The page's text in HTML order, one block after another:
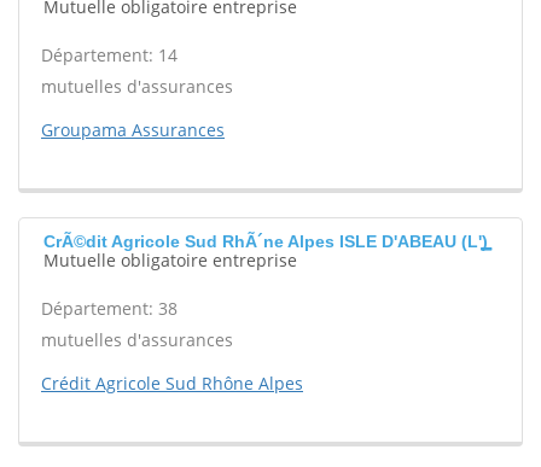
Mutuelle obligatoire entreprise
Département: 14
mutuelles d'assurances
Groupama Assurances
CrÃ©dit Agricole Sud RhÃ´ne Alpes ISLE D'ABEAU (L')
Mutuelle obligatoire entreprise
Département: 38
mutuelles d'assurances
Crédit Agricole Sud Rhône Alpes